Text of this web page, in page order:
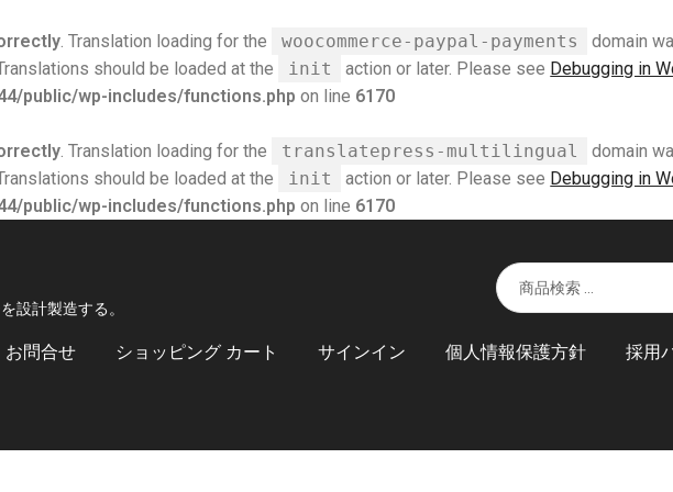
. Translation loading for the woocommerce-paypal-payments
domain
should be loaded at the
init action or later. Please see Debugging in
public/wp-includes/functions.php on line 6170
. Translation loading for the translatepress-multilingual
domain
should be loaded at the
init action or later. Please see Debugging in
public/wp-includes/functions.php on line 6170
設計製造する。
検
索
象:
検
索
お問合せ ショッピング カート サインイン 個人情報保護方針 採用